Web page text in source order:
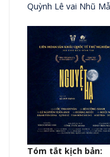
Quỳnh Lê vai Nhũ
Tóm tắt kịch bản: